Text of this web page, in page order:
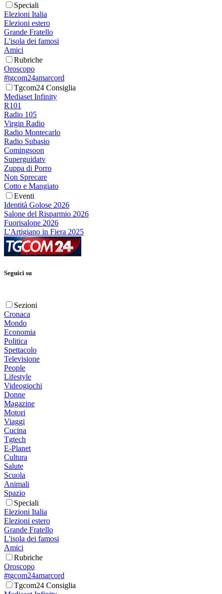
Speciali
Elezioni Italia
Elezioni estero
Grande Fratello
L'isola dei famosi
Amici
Rubriche
Oroscopo
#tgcom24amarcord
Tgcom24 Consiglia
Mediaset Infinity
R101
Radio 105
Virgin Radio
Radio Montecarlo
Radio Subasio
Comingsoon
Superguidatv
Zuppa di Porro
Non Sprecare
Cotto e Mangiato
Eventi
Identità Golose 2026
Salone del Risparmio 2026
Fuorisalone 2026
L'Artigiano in Fiera 2025
Seguici su
Sezioni
Cronaca
Mondo
Economia
Politica
Spettacolo
Televisione
People
Lifestyle
Videogiochi
Donne
Magazine
Motori
Viaggi
Cucina
Tgtech
E-Planet
Cultura
Salute
Scuola
Animali
Spazio
Speciali
Elezioni Italia
Elezioni estero
Grande Fratello
L'isola dei famosi
Amici
Rubriche
Oroscopo
#tgcom24amarcord
Tgcom24 Consiglia